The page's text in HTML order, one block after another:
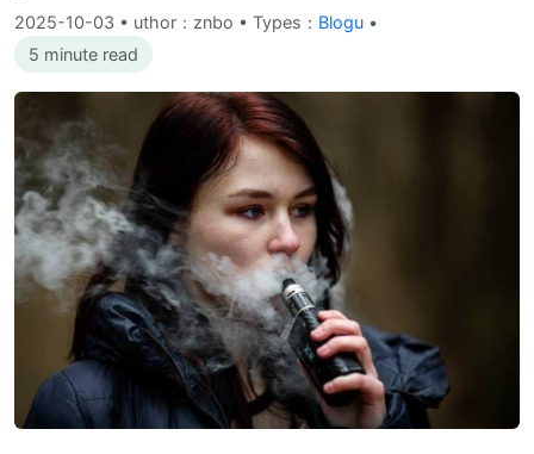
2025-10-03 • uthor：znbo • Types： Blogu •
5 minute read